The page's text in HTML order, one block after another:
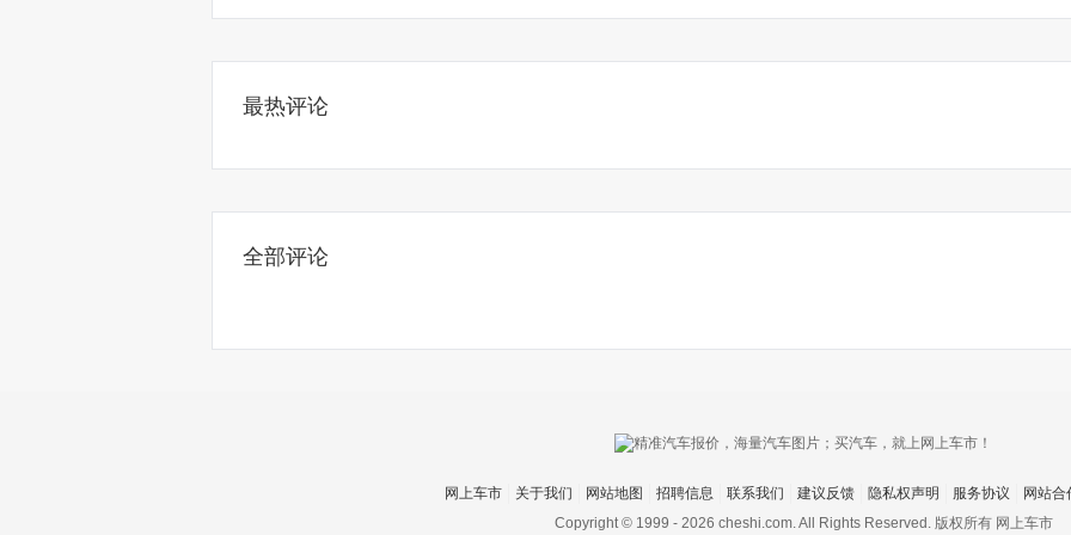
最热评论
全部评论
网上车市 关于我们 网站地图 招聘信息 联系我们 建议反馈 隐私权声明 服务协议 网站合
Copyright © 1999 - 2026 cheshi.com. All Rights Reserved. 版权所有 网上车市